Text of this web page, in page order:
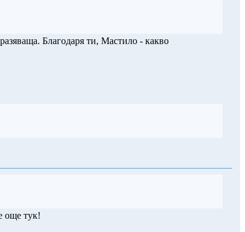
Благодаря ти, Мастило - какво
още тук!